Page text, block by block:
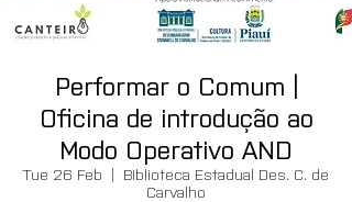
Performar o Comum |
Oficina de introdução ao
Modo Operativo AND
Tue 26 Feb
  |
Biblioteca Estadual Des. C. de
Carvalho